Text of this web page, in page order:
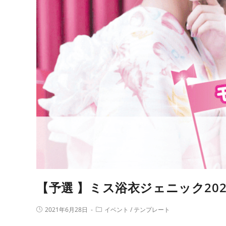
【予選 】ミス浴衣ジェニック
2021年6月28日 イベント / テンプレート